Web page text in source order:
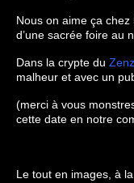
Nous on aime ça chez
d’une sacrée foire au
Dans la crypte du
malheur et avec un
(merci à vous
cette date en notre
Le tout en images, à